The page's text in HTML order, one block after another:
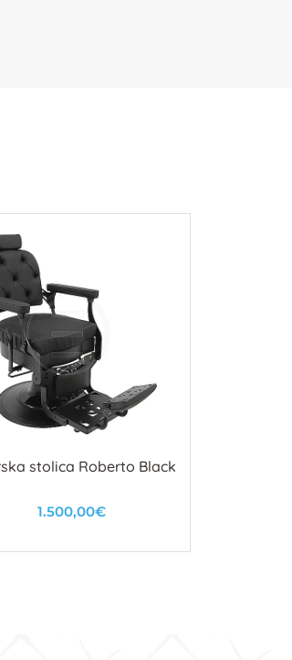
stolica Roberto Black
1.500,00€
U košaricu